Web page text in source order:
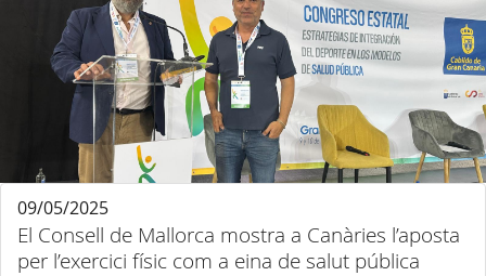
El Consell de Mallorca mostra a Canàries l’aposta
per l’exercici físic com a eina de salut pública
09/05/2025